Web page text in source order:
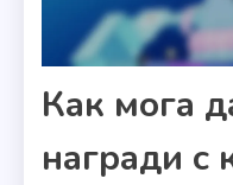
Как мога
награди с